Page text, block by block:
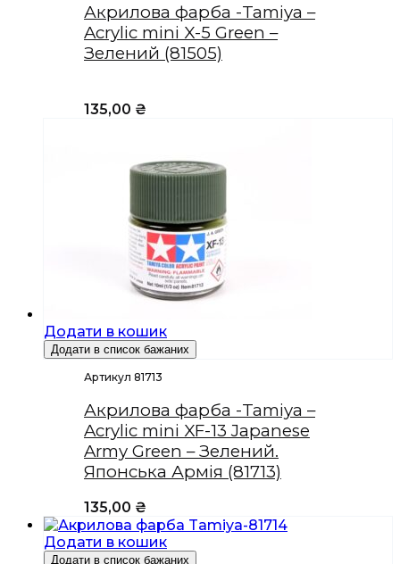
Акрилова фарба -Tamiya –
Acrylic mini X-5 Green –
Зелений (81505)
135,00 ₴
Додати в кошик
Додати в список бажаних
Артикул 81713
Акрилова фарба -Tamiya –
Acrylic mini XF-13 Japanese
Army Green – Зелений.
Японська Армія (81713)
135,00 ₴
Додати в кошик
Додати в список бажаних